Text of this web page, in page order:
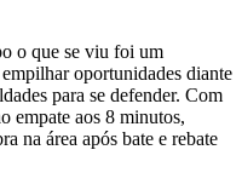
o que se viu foi um
oportunidades diante
para se defender. Com
empate aos 8 minutos,
na área após bate e rebate